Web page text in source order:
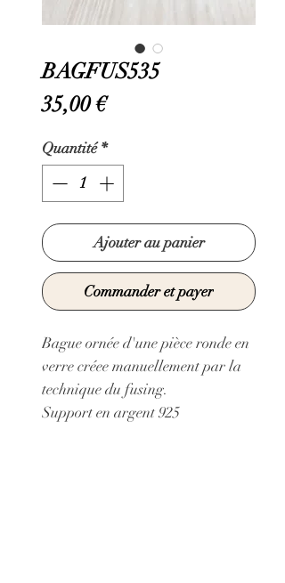
BAGFUS535
35,00 €Prix
Quantité *
Ajouter au panier
Commander et payer
Bague ornée d'une pièce ronde en
verre créee manuellement par la
technique du fusing.
Support en argent 925